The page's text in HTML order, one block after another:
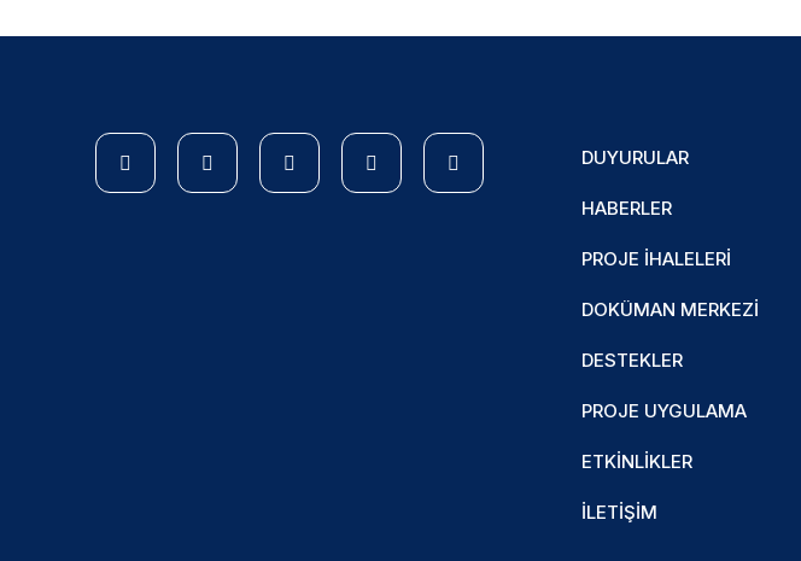
DUYURULAR
HABERLER
PROJE İHALELERI
DOKÜMAN MERKEZI
DESTEKLER
PROJE UYGULAMA
ETKINLIKLER
İLETIŞIM